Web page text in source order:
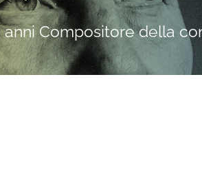
anni Compositore della